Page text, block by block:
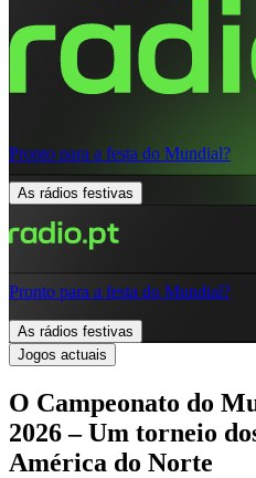
Pronto para a festa do Mundial?
As rádios festivas
Pronto para a festa do Mundial?
As rádios festivas
Jogos actuais
O Campeonato do
2026 – Um torneio
América do Norte